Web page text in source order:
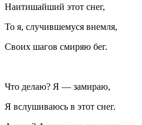
Наитишайший этот снег,
То я, случившемуся внемля,
Своих шагов смиряю бег.
Что делаю? Я — замираю,
Я вслушиваюсь в этот снег.